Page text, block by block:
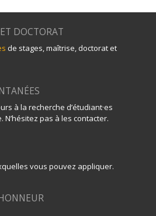
DOCTORAT
de stages, maîtrise, doctorat et
à la recherche d’étudiant·es
N’hésitez pas à les contacter.
vous pouvez appliquer.